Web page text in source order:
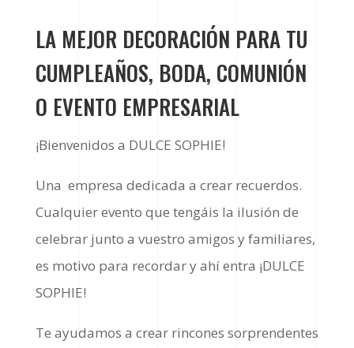
LA MEJOR DECORACIÓN PARA TU
CUMPLEAÑOS, BODA, COMUNIÓN
O EVENTO EMPRESARIAL
¡Bienvenidos a DULCE SOPHIE!
Una empresa dedicada a crear recuerdos.
Cualquier evento que tengáis la ilusión de
celebrar junto a vuestro amigos y familiares,
es motivo para recordar y ahí entra ¡DULCE
SOPHIE!
Te ayudamos a crear rincones sorprendentes